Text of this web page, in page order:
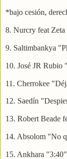
*bajo cesión,
8. Nurcry feat
9. Saltimbankya
10. José JR Rubio
11. Cherrokee
12. Saedín
13. Robert Beade
14. Absolom "No
15. Ankhara